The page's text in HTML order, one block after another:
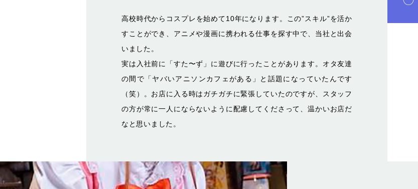
高校時代からコスプレを始めて10年になります。この”スキル”を活か
すことができ、アニメや漫画に携われる仕事を探す中で、当社と出会
いました。
実は入社前に「すた〜ず」に遊びに行ったことがあります。オタ友達
の間で「ヤバいアニソンカフェがある」と話題になっていたんです
（笑）。お店に入る時はガチガチに緊張していたのですが、スタッフ
の方が常に一人にならないように配慮してくださって、温かいお店だ
なと思いました。